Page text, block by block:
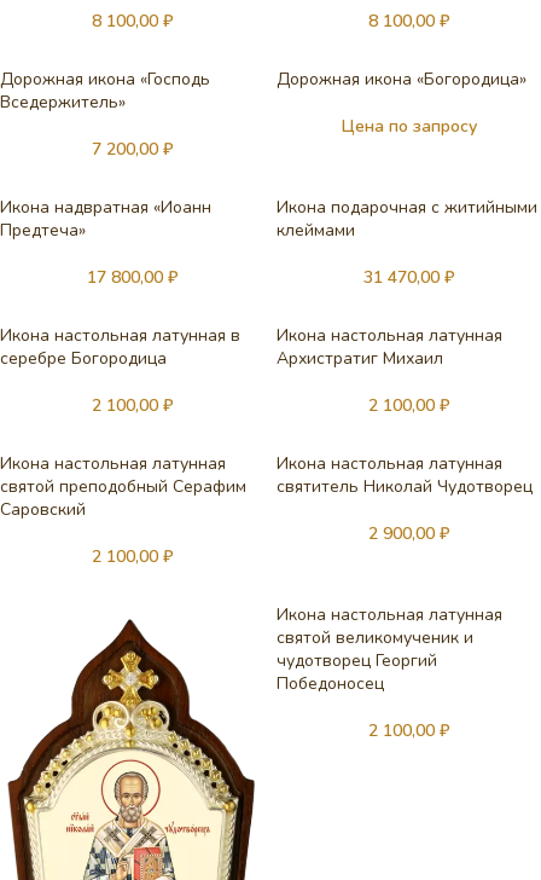
8 100,00 ₽ 8 100,00 ₽
Дорожная икона «Господь
Вседержитель»
7 200,00 ₽
Дорожная икона «Богородица»
Цена по запросу
Икона надвратная «Иоанн
Предтеча»
17 800,00 ₽
Икона подарочная с житийными
клеймами
31 470,00 ₽
Икона настольная латунная в
серебре Богородица
2 100,00 ₽
Икона настольная латунная
Архистратиг Михаил
2 100,00 ₽
Икона настольная латунная
святой преподобный Серафим
Саровский
2 100,00 ₽
Икона настольная латунная
святитель Николай Чудотворец
2 900,00 ₽
Икона настольная латунная
святой великомученик и
чудотворец Георгий
Победоносец
2 100,00 ₽